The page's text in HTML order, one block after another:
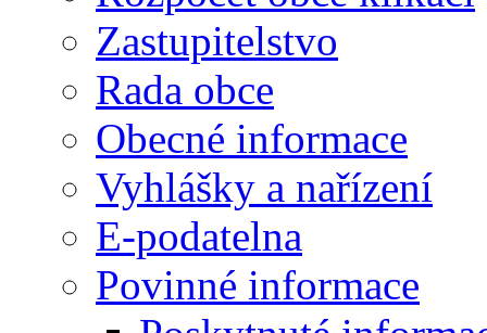
Zastupitelstvo
Rada obce
Obecné informace
Vyhlášky a nařízení
E-podatelna
Povinné informace